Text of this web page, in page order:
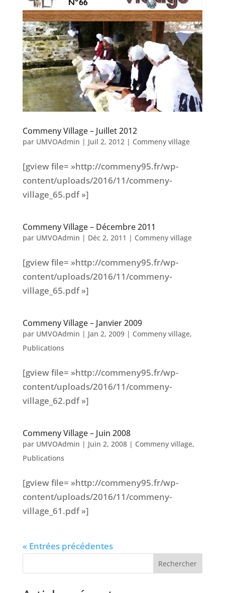
Commeny Village – Juillet 2012
par UMVOAdmin | Juil 2, 2012| Commeny village
[gview file= »http://commeny95.fr/wp-
content/uploads/2016/11/commeny-
village_65.pdf »]
Commeny Village – Décembre 2011
par UMVOAdmin | Déc 2, 2011 | Commeny village
[gview file= »http://commeny95.fr/wp-
content/uploads/2016/11/commeny-
village_65.pdf »]
Commeny Village – Janvier 2009
par UMVOAdmin | Jan 2, 2009| Commeny village,
Publications
[gview file= »http://commeny95.fr/wp-
content/uploads/2016/11/commeny-
village_62.pdf »]
Commeny Village – Juin 2008
par UMVOAdmin | Juin 2, 2008| Commeny village,
Publications
[gview file= »http://commeny95.fr/wp-
content/uploads/2016/11/commeny-
village_61.pdf »]
« Entrées précédentes
Rechercher